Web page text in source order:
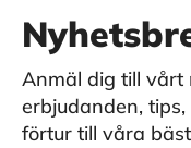
Anmäl dig till vårt
erbjudanden,
förtur till våra